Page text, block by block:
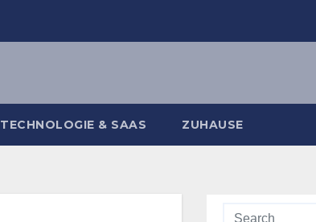
TECHNOLOGIE & SAAS ZUHAUSE